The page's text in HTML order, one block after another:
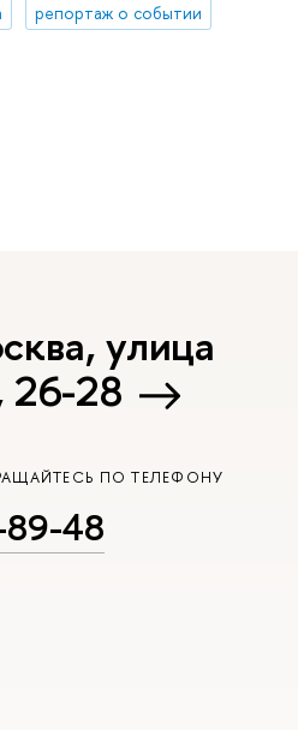
репортаж о событии
улица
26-28
ПО ТЕЛЕФОНУ
48